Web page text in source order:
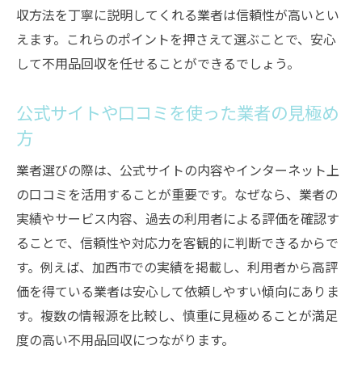
状況に応じた不用品回収と粗大ゴミ回収の
安全な不用品回収を実現するための最終チェッ
不用品回収依頼前に確認すべき最終ポイン
加西市の分別ルール再確認でトラブル防止
許可証や見積もり内容の最終チェック方法
リサイクル意識を持った不用品回収の確認
事項
安心して任せるための不用品回収業者の見
直し
不用品回収後の証明書や領収書の保管も大
切
収方法を丁寧に説明してくれる業者は信頼性が高いとい
えます。これらのポイントを押さえて選ぶことで、安心
して不用品回収を任せることができるでしょう。
公式サイトや口コミを使った業者の見極め
方
業者選びの際は、公式サイトの内容やインターネット上
の口コミを活用することが重要です。なぜなら、業者の
実績やサービス内容、過去の利用者による評価を確認す
ることで、信頼性や対応力を客観的に判断できるからで
す。例えば、加西市での実績を掲載し、利用者から高評
価を得ている業者は安心して依頼しやすい傾向にありま
す。複数の情報源を比較し、慎重に見極めることが満足
度の高い不用品回収につながります。